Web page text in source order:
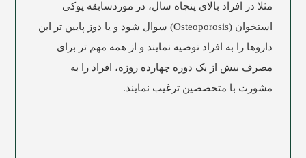
مثلا در افراد بالای پنجاه سال، در موردسابقه پوکی
استخوان (Osteoporosis) سوال شود و یا دوز پایین تر این
داروها را به افراد توصیه نمایند و از همه مهم تر برای
مصرف بیش از یک دوره چهارده روزه، افراد را به
مشورت با متخصصین ترغیب نمایند.